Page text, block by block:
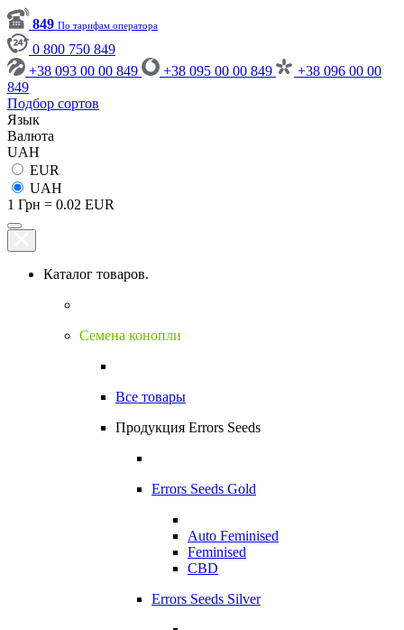
849 По тарифам оператора
0 800 750 849
+38 093 00 00 849
+38 095 00 00 849
+38 096 00 00
849
Подбор сортов
Язык
Валюта
UAH
EUR
UAH
1 Грн = 0.02 EUR
Каталог товаров.
Семена конопли
Все товары
Продукция Errors Seeds
Errors Seeds Gold
Auto Feminised
Feminised
CBD
Errors Seeds Silver